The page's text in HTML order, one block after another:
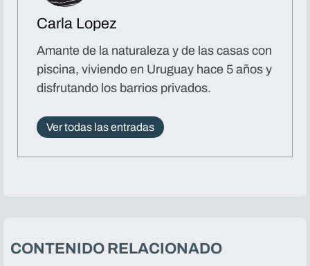
Carla Lopez
Amante de la naturaleza y de las casas con
piscina, viviendo en Uruguay hace 5 años y
disfrutando los barrios privados.
Ver todas las entradas
CONTENIDO RELACIONADO